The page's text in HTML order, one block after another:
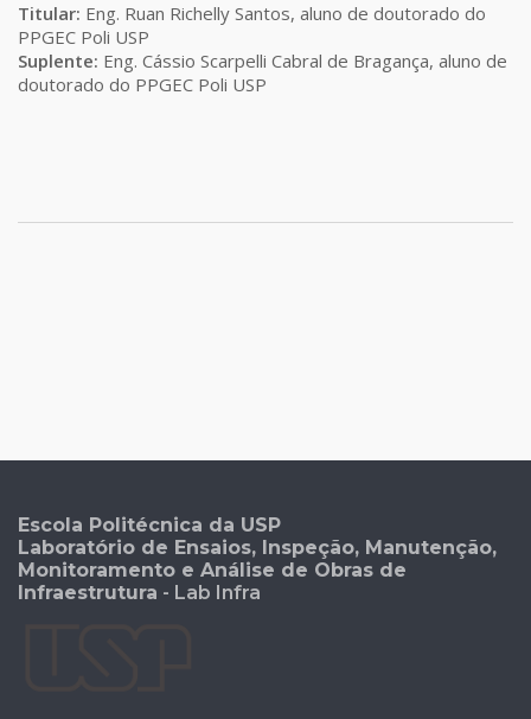
Titular: Eng. Ruan Richelly Santos, aluno de doutorado do
PPGEC Poli USP
Suplente: Eng. Cássio Scarpelli Cabral de Bragança, aluno de
doutorado do PPGEC Poli USP
Escola Politécnica da USP
Laboratório de Ensaios, Inspeção, Manutenção,
Monitoramento e Análise de Obras de
Infraestrutura - Lab Infra